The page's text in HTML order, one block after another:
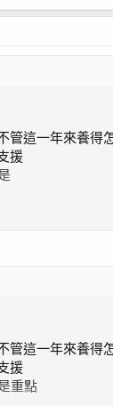
管這一年來養得
援
，就能參加抽獎
公斤一包
購買過海鹽，會
商品，沒有比
管這一年來養得
援
重點